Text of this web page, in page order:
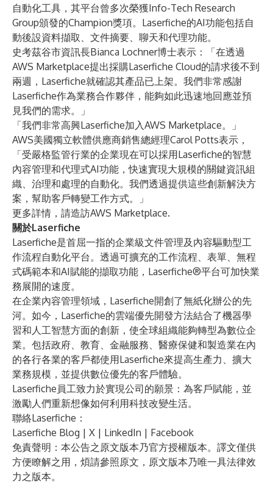
自動化工具，其平台曾多次榮獲Info-Tech Research
Group頒發的Champion獎項。Laserfiche的AI功能包括自
動後設資料擷取、文件摘要、聊天和代理功能。
史考茲谷市資訊長Bianca Lochner博士表示：「在透過
AWS Marketplace提出採購Laserfiche Cloud的請求後不到
兩週，Laserfiche就確認其產品已上架。我們非常感謝
Laserfiche作為業務合作夥伴，能夠如此迅速地回應並預
見我們的需求。」
「我們非常高興Laserfiche加入AWS Marketplace。」
AWS美國獨立軟體供應商銷售總經理Carol Potts表示，
「受嚴格監管行業的企業現在可以採用Laserfiche的智慧
內容管理和代理式AI功能，快速實現大規模的關鍵資訊組
織、治理和處理的自動化。我們透過提供這些創新解決方
案，幫助客戶轉變工作方式。」
更多詳情，請造訪AWS Marketplace.
關於Laserfiche
Laserfiche是首屈一指的企業級文件管理及內容驅動型工
作流程自動化平台。透過可擴充的工作流程、表單、無程
式碼範本和AI賦能的擷取功能，Laserfiche®平台可加快業
務展開的速度。
在企業內容管理領域，Laserfiche開創了無紙化辦公的先
河。如今，Laserfiche的雲端優先開發方法結合了機器學
習和人工智慧方面的創新，使全球組織能夠轉型為數位企
業。包括政府、教育、金融服務、醫療保健和製造業在內
的各行各業的客戶都使用Laserfiche來提高生產力、擴大
業務規模，並提供數位優先的客戶體驗。
Laserfiche員工致力於實現公司的願景：為客戶賦能，並
激勵人們重新想像如何利用科技改變生活。
聯絡Laserfiche：
Laserfiche Blog | X | LinkedIn | Facebook
免責聲明：本公告之原文版本乃官方授權版本。譯文僅供
方便瞭解之用，煩請參照原文，原文版本乃唯一具法律效
力之版本。